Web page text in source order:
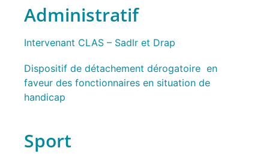
Administratif
Intervenant CLAS – Sadlr et Drap
Dispositif de détachement dérogatoire en
faveur des fonctionnaires en situation de
handicap
Sport